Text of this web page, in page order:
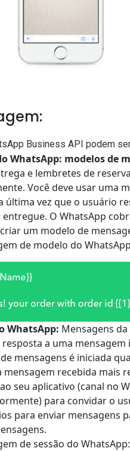
Business API podem
WhatsApp: modelos de
e lembretes de
Você deve usar uma
última vez que o usuário
O WhatsApp
um modelo de
de modelo do
WhatsApp: Mensagens
a uma
mensagens é iniciada
recebida mais
seu aplicativo (canal no
para convidar o
para enviar mensagens
de sessão do WhatsApp: